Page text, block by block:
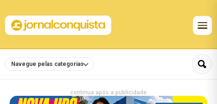
Navegue pelas categorias
continua após a publicidade